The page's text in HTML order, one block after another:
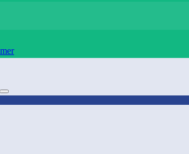
Zoeken
…